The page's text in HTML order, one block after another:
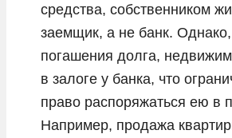
средства, собственником
заемщик, а не банк.
погашения долга,
в залоге у банка, что
право распоряжаться ею в
Например, продажа